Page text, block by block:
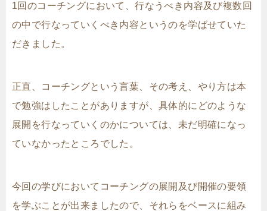
1回のコーチングにおいて、行なうべき内容及び複数回
の中で行なっていくべき内容というのを学ばせていた
だきました。
正直、コーチングという言葉、その考え、やり方は本
で勉強はしたことがありますが、具体的にどのような
展開を行なっていくのかについては、未だ明確になっ
ていなかったところでした。
今回の学びにおいてコーチングの展開及び開催の要領
を学ぶことが出来ましたので、それらをベースに組み